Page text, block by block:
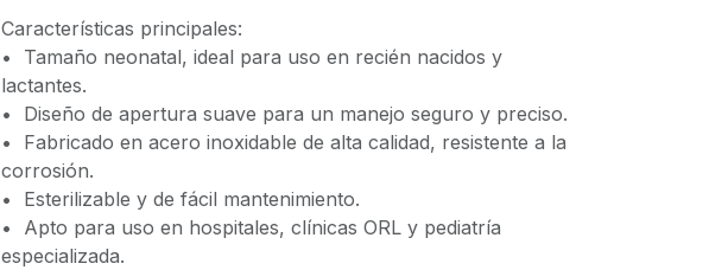
Características principales:
•⁠ ⁠Tamaño neonatal, ideal para uso en recién nacidos y
lactantes.
•⁠ ⁠Diseño de apertura suave para un manejo seguro y preciso.
•⁠ ⁠Fabricado en acero inoxidable de alta calidad, resistente a la
corrosión.
•⁠ ⁠Esterilizable y de fácil mantenimiento.
•⁠ ⁠Apto para uso en hospitales, clínicas ORL y pediatría
especializada.